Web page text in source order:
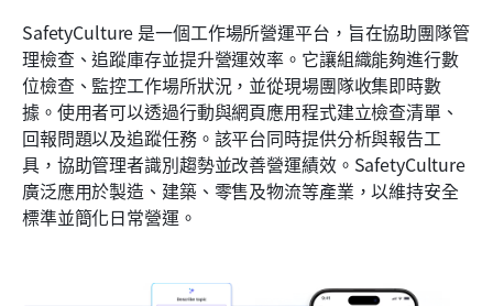
SafetyCulture 是一個工作場所營運平台，旨在協助團隊管
理檢查、追蹤庫存並提升營運效率。它讓組織能夠進行數
位檢查、監控工作場所狀況，並從現場團隊收集即時數
據。使用者可以透過行動與網頁應用程式建立檢查清單、
回報問題以及追蹤任務。該平台同時提供分析與報告工
具，協助管理者識別趨勢並改善營運績效。SafetyCulture
廣泛應用於製造、建築、零售及物流等產業，以維持安全
標準並簡化日常營運。